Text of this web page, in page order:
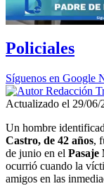
Policiales
Síguenos en Google
Actualizado el 29/06/
Un hombre
Castro, de 42 años,
de junio en el Pasaje
ocurrió cuando la
amigos en las